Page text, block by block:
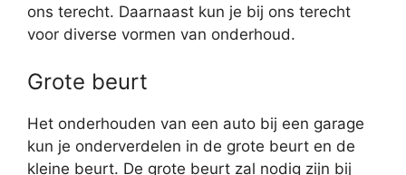
ons terecht. Daarnaast kun je bij ons terecht
voor diverse vormen van onderhoud.
Grote beurt
Het onderhouden van een auto bij een garage
kun je onderverdelen in de grote beurt en de
kleine beurt. De grote beurt zal nodig zijn bij